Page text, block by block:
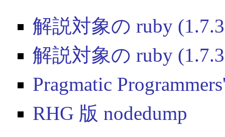
解説対象の ruby
解説対象の ruby
Pragmatic
RHG 版 nodedump